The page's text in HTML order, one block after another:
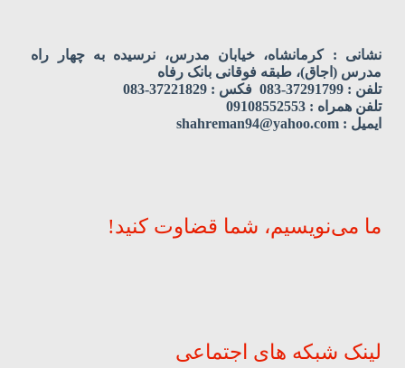
نشانی : کرمانشاه، خیابان مدرس، نرسیده به چهار راه
مدرس (اجاق)، طبقه فوقانی بانک رفاه
تلفن : 37291799-083 فکس : 37221829-083
تلفن همراه : 09108552553
ایمیل : shahreman94@yahoo.com
ما می‌نویسیم، شما قضاوت کنید!
لینک شبکه های اجتماعی